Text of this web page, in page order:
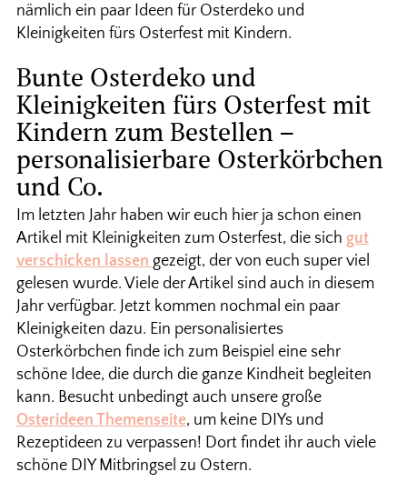
nämlich ein paar Ideen für Osterdeko und
Kleinigkeiten fürs Osterfest mit Kindern.
Bunte Osterdeko und
Kleinigkeiten fürs Osterfest mit
Kindern zum Bestellen –
personalisierbare Osterkörbchen
und Co.
Im letzten Jahr haben wir euch hier ja schon einen
Artikel mit Kleinigkeiten zum Osterfest, die sich gut
verschicken lassen gezeigt, der von euch super viel
gelesen wurde. Viele der Artikel sind auch in diesem
Jahr verfügbar. Jetzt kommen nochmal ein paar
Kleinigkeiten dazu. Ein personalisiertes
Osterkörbchen finde ich zum Beispiel eine sehr
schöne Idee, die durch die ganze Kindheit begleiten
kann. Besucht unbedingt auch unsere große
Osterideen Themenseite, um keine DIYs und
Rezeptideen zu verpassen! Dort findet ihr auch viele
schöne DIY Mitbringsel zu Ostern.